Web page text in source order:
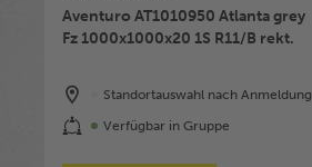
Aventuro AT1010950 Atlanta grey
Fz 1000x1000x20 1S R11/B rekt.
Standortauswahl nach Anmeldung
Verfügbar in Gruppe